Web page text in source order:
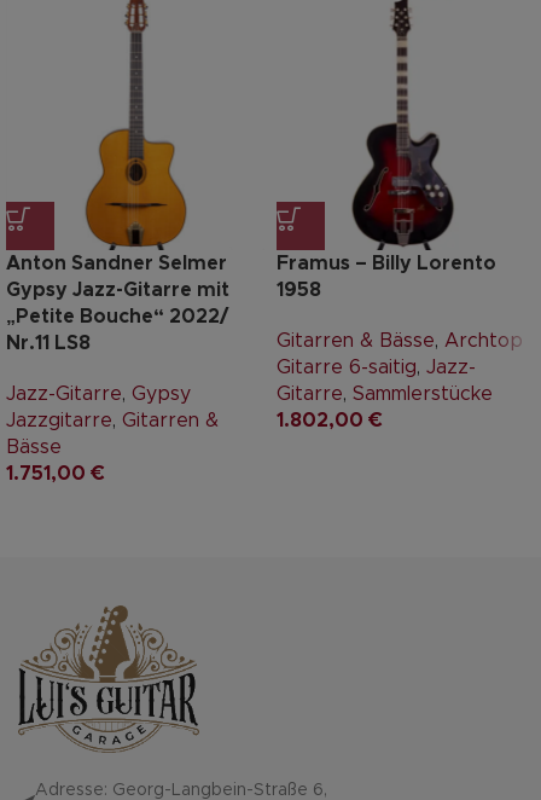
Anton Sandner Selmer
Gypsy Jazz-Gitarre mit
„Petite Bouche“ 2022/
Nr.11 LS8
Jazz-Gitarre, Gypsy
Jazzgitarre, Gitarren &
Bässe
1.751,00 €
Framus – Billy Lorento
1958
Gitarren & Bässe, Archtop
Gitarre 6-saitig, Jazz-
Gitarre, Sammlerstücke
1.802,00 €
Adresse: Georg-Langbein-Straße 6,